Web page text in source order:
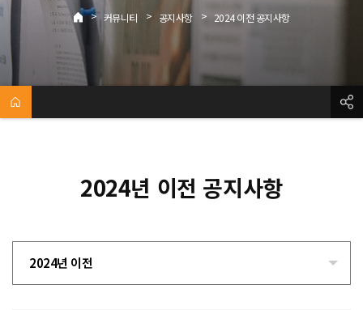
> 커뮤니티 > 공지사항 > 2024 이전 공지사항
2024년 이전 공지사항
2024년 이전